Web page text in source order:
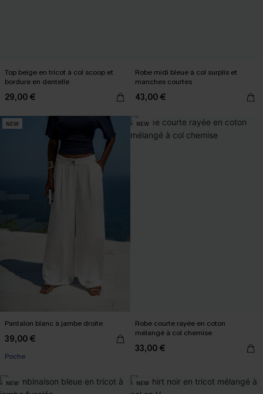
Top beige en tricot à col scoop et
bordure en dentelle
29,00 €
Robe midi bleue à col surplis et
manches courtes
43,00 €
NEW
Pantalon blanc à jambe droite
39,00 €
Poche
NEW
Robe courte rayée en coton
mélangé à col chemise
33,00 €
NEW NEW